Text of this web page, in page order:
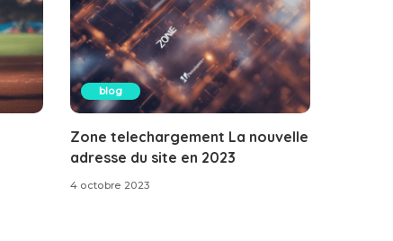
blog
Zone telechargement La nouvelle
adresse du site en 2023
4 octobre 2023